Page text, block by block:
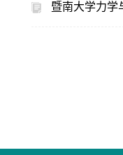
暨南大学力学